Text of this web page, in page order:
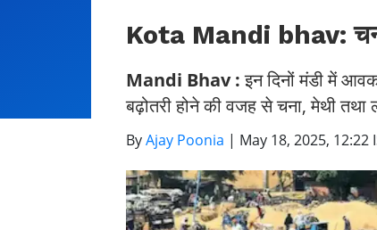
Kota Mandi bhav:
Mandi Bhav :इन दिनों मंडी में
बढ़ोतरी होने की वजह से चना, मेथी
ByAjay Poonia | May 18, 2025, 12:22